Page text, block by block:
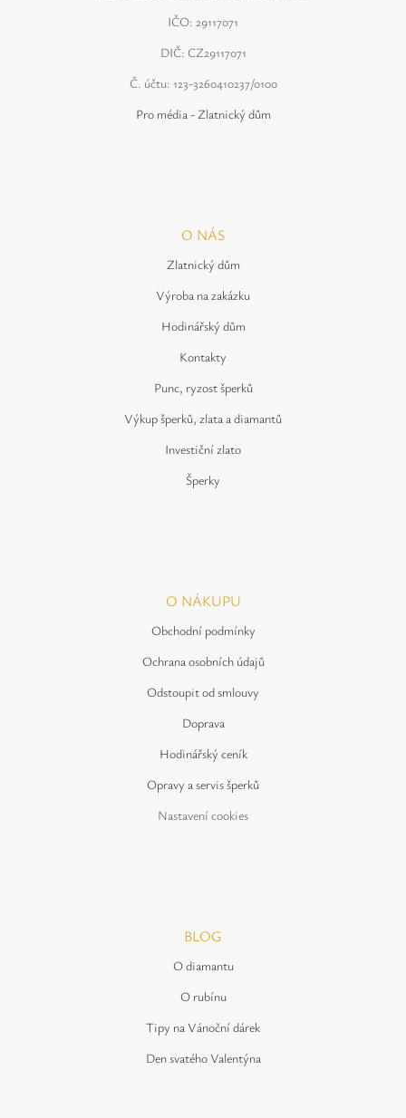
IČO: 29117071
DIČ: CZ29117071
Č. účtu: 123-3260410237/0100
Pro média - Zlatnický dům
O NÁS
Zlatnický dům
Výroba na zakázku
Hodinářský dům
Kontakty
Punc, ryzost šperků
Výkup šperků, zlata a diamantů
Investiční zlato
Šperky
O NÁKUPU
Obchodní podmínky
Ochrana osobních údajů
Odstoupit od smlouvy
Doprava
Hodinářský ceník
Opravy a servis šperků
Nastavení cookies
BLOG
O diamantu
O rubínu
Tipy na Vánoční dárek
Den svatého Valentýna